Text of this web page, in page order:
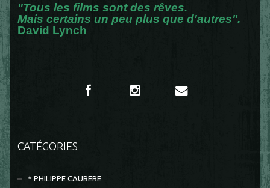
"Tous les films sont des rêves.
Mais certains un peu plus que d'autres".
David Lynch
CATÉGORIES
* PHILIPPE CAUBERE